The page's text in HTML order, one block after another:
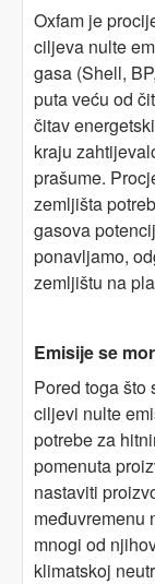
Oxfam je
ciljeva nulte
gasa (Shell,
puta veću od
čitav
kraju
prašume.
zemljišta
gasova
ponavljamo,
zemljištu na
Emisije se
Pored toga što
ciljevi nulte
potrebe za
pomenuta
nastaviti
međuvremenu
mnogi od
klimatskoj